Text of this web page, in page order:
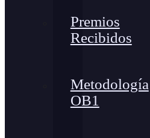
Premios
Recibidos
Metodología
OB1